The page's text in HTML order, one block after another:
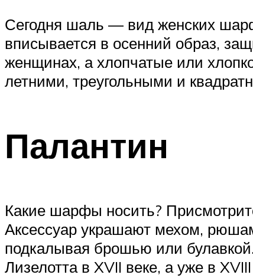
Сегодня шаль — вид женских
вписывается в осенний образ,
женщинах, а хлопчатые или
летними, треугольными и
Палантин
Какие шарфы носить?
Аксессуар украшают мехом,
подкалывая брошью или
Лизелотта в XVII веке, а уже в